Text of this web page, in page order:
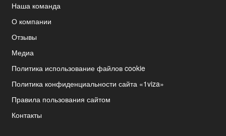
Наша команда
О компании
Отзывы
Медиа
Политика использование файлов cookie
Политика конфиденциальности сайта «1viza»
Правила пользования сайтом
Контакты